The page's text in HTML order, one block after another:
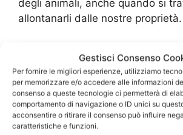
Gestisci Consenso
Per fornire le migliori esperienze, utilizziamo
per memorizzare e/o accedere alle informazioni
consenso a queste tecnologie ci permetterà di
comportamento di navigazione o ID unici su
acconsentire o ritirare il consenso può influire
caratteristiche e funzioni.
degli animali, anche quando si
allontanarli dalle nostre proprietà.